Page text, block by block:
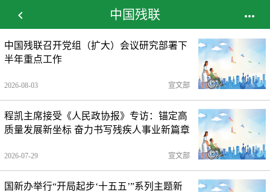
 中国残联 
中国残联召开党组（扩大）会议研究部署下
半年重点工作
2026-08-03 宣文部
程凯主席接受《人民政协报》专访：锚定高
质量发展新坐标 奋力书写残疾人事业新篇章
2026-07-29 宣文部
国新办举行“开局起步‘十五五’”系列主题新